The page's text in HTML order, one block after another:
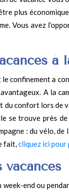
plus
Vous avez
à
confinement a
A la
confort lors de
trouve près de
: du vélo,
fait,cliquez ici pour
vacances
end ou